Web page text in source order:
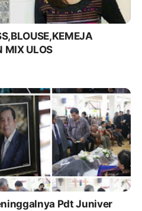
MIX ULOS
Pdt Juniver